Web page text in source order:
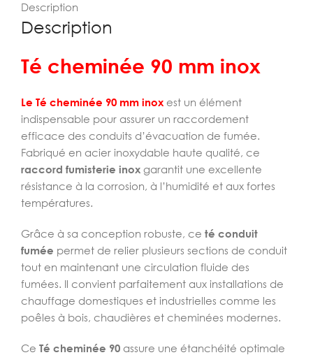
Description
Description
Té cheminée 90 mm inox
Le Té cheminée 90 mm inox est un élément
indispensable pour assurer un raccordement
efficace des conduits d’évacuation de fumée.
Fabriqué en acier inoxydable haute qualité, ce
raccord fumisterie inox garantit une excellente
résistance à la corrosion, à l’humidité et aux fortes
températures.
Grâce à sa conception robuste, ce té conduit
fumée permet de relier plusieurs sections de conduit
tout en maintenant une circulation fluide des
fumées. Il convient parfaitement aux installations de
chauffage domestiques et industrielles comme les
poêles à bois, chaudières et cheminées modernes.
Ce Té cheminée 90 assure une étanchéité optimale